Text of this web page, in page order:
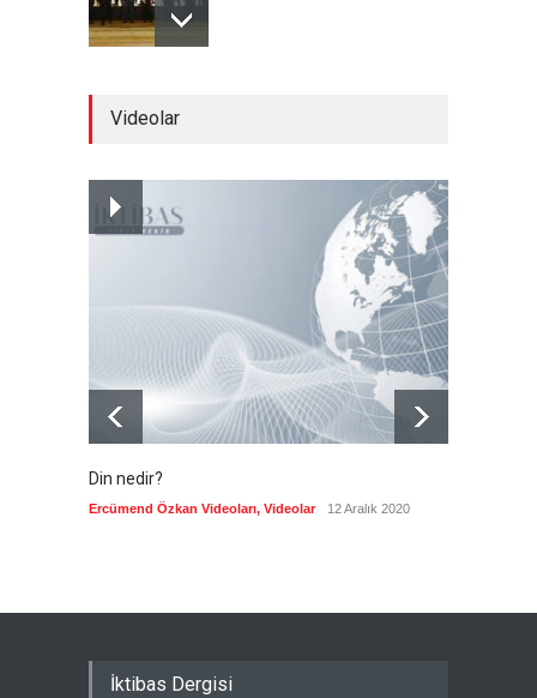
Japonya, nükleer silah
karşıtlığını teyid etmedi
6 Ağustos 2026
Videolar
Din nedir?
Ercümend Özkan Videoları, Videolar 12 Aralık 2020
İktibas Dergisi